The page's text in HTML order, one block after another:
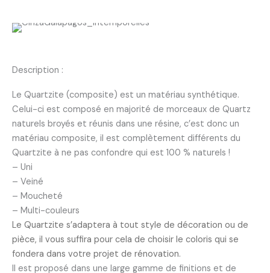
Description :
Le Quartzite (composite) est un matériau synthétique.
Celui-ci est composé en majorité de morceaux de Quartz
naturels broyés et réunis dans une résine, c’est donc un
matériau composite, il est complètement différents du
Quartzite à ne pas confondre qui est 100 % naturels !
– Uni
– Veiné
– Moucheté
– Multi-couleurs
Le Quartzite s’adaptera à tout style de décoration ou de
pièce, il vous suffira pour cela de choisir le coloris qui se
fondera dans votre projet de rénovation.
Il est proposé dans une large gamme de finitions et de